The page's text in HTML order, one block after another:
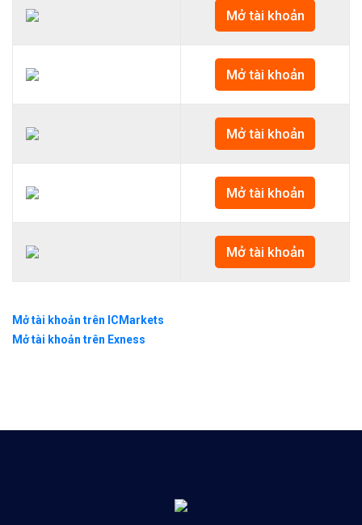
Mở tài khoản
Mở tài khoản
Mở tài khoản
Mở tài khoản
Mở tài khoản
Mở tài khoản trên ICMarkets
Mở tài khoản trên Exness